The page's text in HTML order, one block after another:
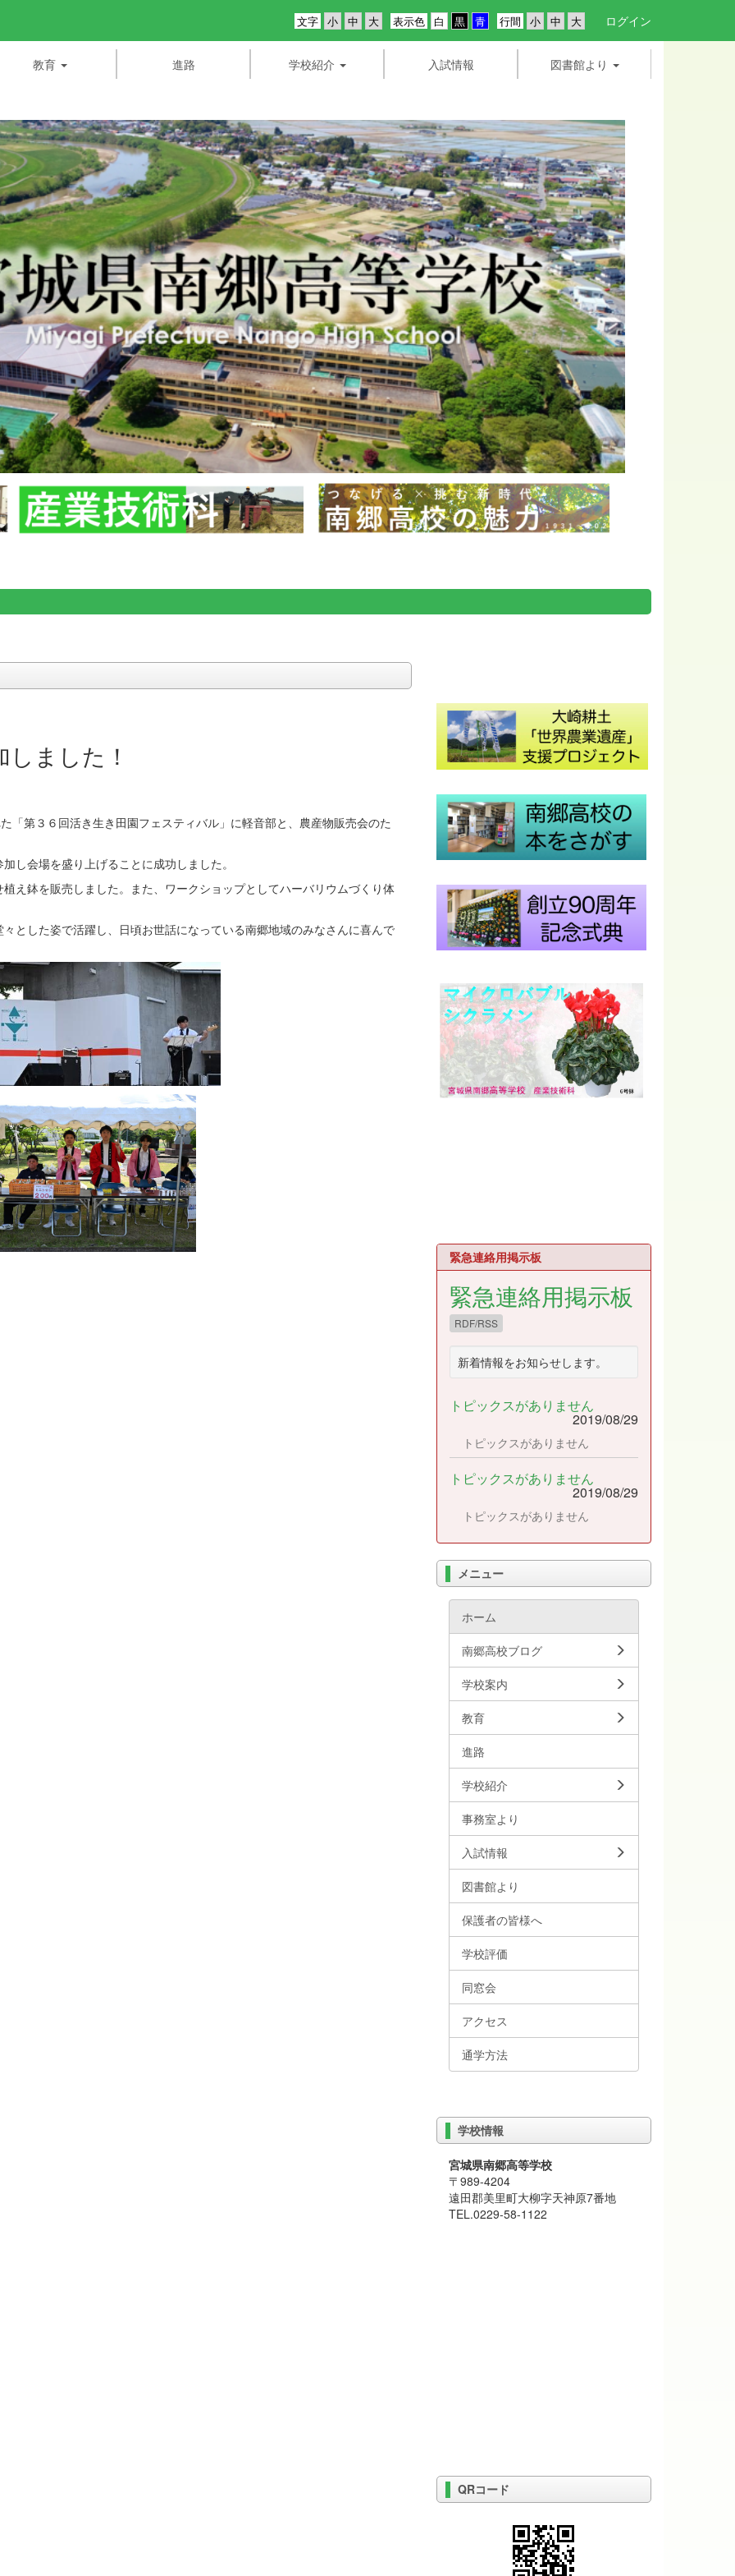
行間
表示色
文字 ログイン
教育 進路 学校紹介 入試情報 図書館より
ました！
第３６回活き生き田園フェスティバル」に軽音部と、農産物販売会のた
し会場を盛り上げることに成功しました。
鉢を販売しました。また、ワークショップとしてハーバリウムづくり体
した姿で活躍し、日頃お世話になっている南郷地域のみなさんに喜んで
緊急連絡用掲示板
緊急連絡用掲示板
RDF/RSS
新着情報をお知らせします。
トピックスがありません
2019/08/29
トピックスがありません
トピックスがありません
2019/08/29
トピックスがありません
メニュー
ホーム
南郷高校ブログ
学校案内
教育
進路
学校紹介
事務室より
入試情報
図書館より
保護者の皆様へ
学校評価
同窓会
アクセス
通学方法
学校情報
宮城県南郷高等学校
〒989-4204
遠田郡美里町大柳字天神原7番地
TEL.0229-58-1122
QRコード